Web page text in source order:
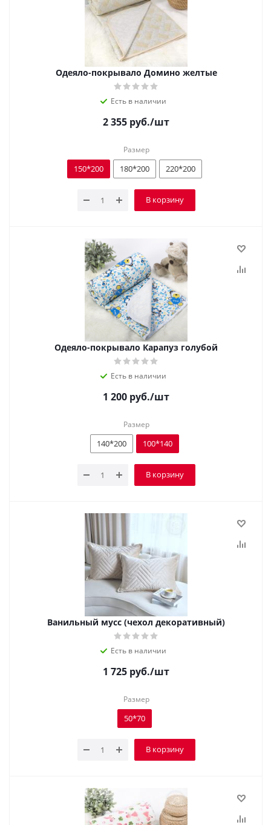
Одеяло-покрывало Домино желтые
Есть в наличии
2 355 руб./шт
Размер
150*200 180*200 220*200
В корзину
Одеяло-покрывало Карапуз голубой
Есть в наличии
1 200 руб./шт
Размер
140*200 100*140
В корзину
Ванильный мусс (чехол декоративный)
Есть в наличии
1 725 руб./шт
Размер
50*70
В корзину